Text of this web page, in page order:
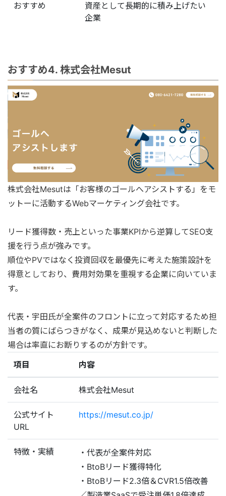
おすすめ
資産として長期的に積み上げたい
企業
おすすめ4. 株式会社Mesut
株式会社Mesutは「お客様のゴールへアシストする」をモ
ットーに活動するWebマーケティング会社です。
リード獲得数・売上といった事業KPIから逆算してSEO支
援を行う点が強みです。
順位やPVではなく投資回収を最優先に考えた施策設計を
得意としており、費用対効果を重視する企業に向いていま
す。
代表・宇田氏が全案件のフロントに立って対応するため担
当者の質にばらつきがなく、成果が見込めないと判断した
場合は率直にお断りするのが方針です。
項目
内容
会社名 株式会社Mesut
公式サイト
URL
https://mesut.co.jp/
特徴・実績
・代表が全案件対応
・BtoBリード獲得特化
・BtoBリード2.3倍＆CVR1.5倍改善